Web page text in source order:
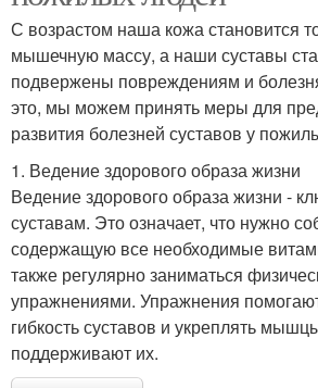
С возрастом наша кожа становится
мышечную массу, а наши суставы
подвержены повреждениям и
это, мы можем принять меры для
развития болезней суставов у
1. Ведение здорового образа жизни
Ведение здорового образа жизни -
суставам. Это означает, что нужно
содержащую все необходимые
также регулярно заниматься
упражнениями. Упражнения
гибкость суставов и укреплять
поддерживают их.